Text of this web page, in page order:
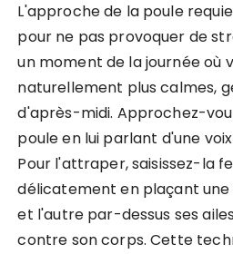
L'approche de la poule
pour ne pas provoquer de
un moment de la journée où
naturellement plus calmes,
d'après-midi. Approchez-
poule en lui parlant d'une
Pour l'attraper, saisissez-la
délicatement en plaçant une
et l'autre par-dessus ses
contre son corps. Cette